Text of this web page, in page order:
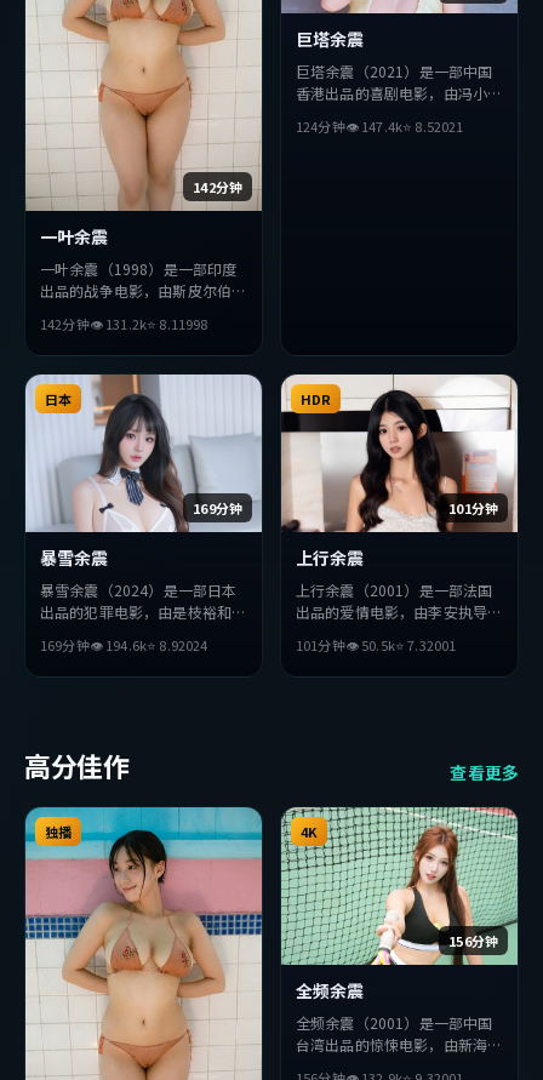
142分钟
一叶余震
一叶余震（1998）是一部印度
出品的战争电影，由斯皮尔伯格
拓哉、孔刘等主演。影片在叙事
与视听上力求突破，探讨人性与
抉择，节奏张弛有度，适合喜欢
该类型的观众完整观看。
142分钟👁131.2k⭐ 8.11998
巨塔余震
巨塔余震（2021）是一部中国
香港出品的喜剧电影，由冯小刚
·哈迪等主演。影片在叙事与
124分钟👁147.4k⭐ 8.52021
169分钟
日本
暴雪余震
暴雪余震（2024）是一部日本
出品的犯罪电影，由是枝裕和执
演。影片在叙事与视听上力求突
破，探讨人性与抉择，节奏张弛
169分钟👁194.6k⭐ 8.92024
101分钟
HDR
上行余震
上行余震（2001）是一部法国
出品的爱情电影，由李安执导，
演。影片在叙事与视听上力求突
破，探讨人性与抉择，节奏张弛
101分钟👁50.5k⭐7.32001
高分佳作 查看更多
独播
156分钟
4K
全频余震
全频余震（2001）是一部中国
台湾出品的惊悚电影，由新海诚